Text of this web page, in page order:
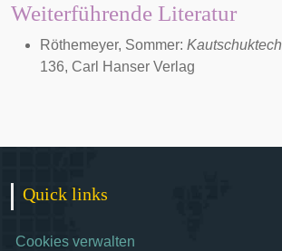
Weiterführende Literatur
Röthemeyer, Sommer:
136, Carl Hanser Verlag
Quick links
Cookies verwalten